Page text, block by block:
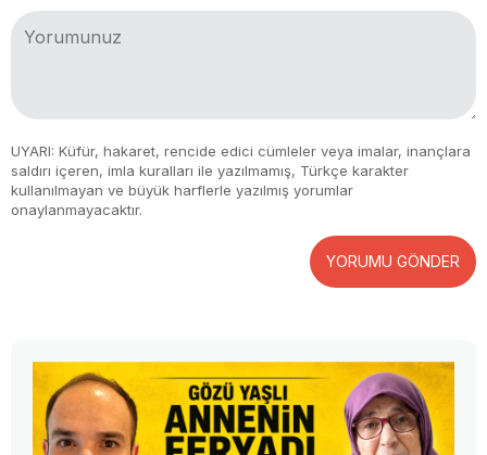
UYARI: Küfür, hakaret, rencide edici cümleler veya imalar, inançlara
saldırı içeren, imla kuralları ile yazılmamış, Türkçe karakter
kullanılmayan ve büyük harflerle yazılmış yorumlar
onaylanmayacaktır.
YORUMU GÖNDER